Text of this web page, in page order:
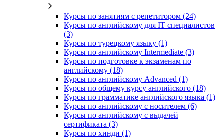
Курсы по занятиям с репетитором (24)
Курсы по английскому для IT специалистов
(3)
Курсы по турецкому языку (1)
Курсы по английскому Intermediate (3)
Курсы по подготовке к экзаменам по
английскому (18)
Курсы по английскому Advanced (1)
Курсы по общему курсу английского (18)
Курсы по грамматике английского языка (1)
Курсы по английскому с носителем (6)
Курсы по английскому с выдачей
сертификата (3)
Курсы по хинди (1)